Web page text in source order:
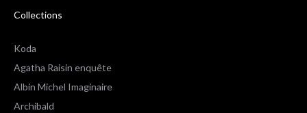
Collections
Koda
Agatha Raisin enquête
Albin Michel Imaginaire
Archibald